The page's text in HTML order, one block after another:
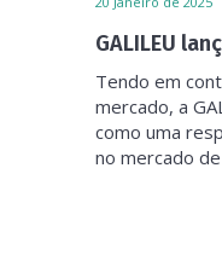
GALILEU
Tendo em
mercado, a
como uma
no mercado